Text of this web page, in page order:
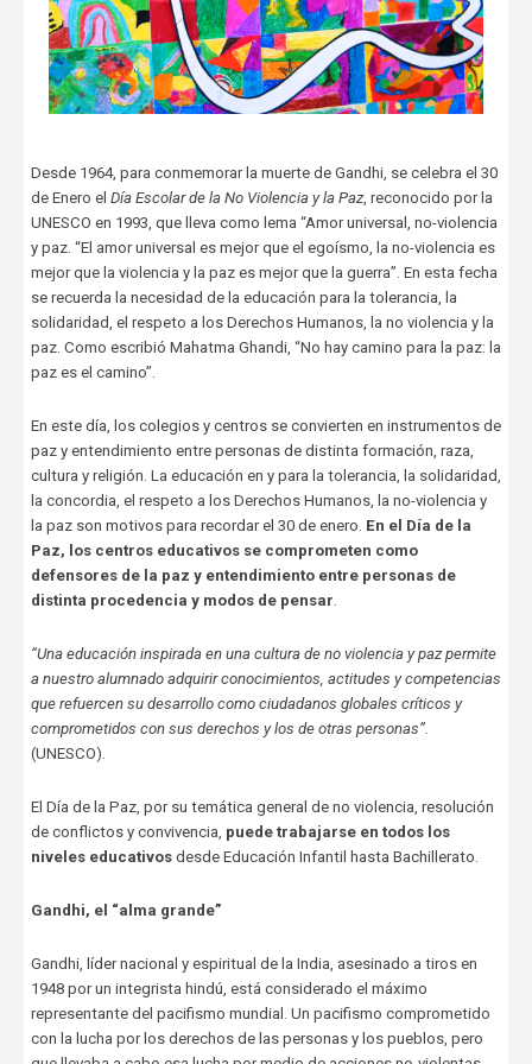
Desde 1964, para conmemorar la muerte de Gandhi, se celebra el 30
de Enero el Día Escolar de la No Violencia y la Paz, reconocido por la
UNESCO en 1993, que lleva como lema “Amor universal, no-violencia
y paz. “El amor universal es mejor que el egoísmo, la no-violencia es
mejor que la violencia y la paz es mejor que la guerra”. En esta fecha
se recuerda la necesidad de la educación para la tolerancia, la
solidaridad, el respeto a los Derechos Humanos, la no violencia y la
paz. Como escribió Mahatma Ghandi, “No hay camino para la paz: la
paz es el camino”.
En este día, los colegios y centros se convierten en instrumentos de
paz y entendimiento entre personas de distinta formación, raza,
cultura y religión. La educación en y para la tolerancia, la solidaridad,
la concordia, el respeto a los Derechos Humanos, la no-violencia y
la paz son motivos para recordar el 30 de enero. En el Día de la
Paz, los centros educativos se comprometen como
defensores de la paz y entendimiento entre personas de
distinta procedencia y modos de pensar.
“Una educación inspirada en una cultura de no violencia y paz permite
a nuestro alumnado adquirir conocimientos, actitudes y competencias
que refuercen su desarrollo como ciudadanos globales críticos y
comprometidos con sus derechos y los de otras personas”.
(UNESCO).
El Día de la Paz, por su temática general de no violencia, resolución
de conflictos y convivencia, puede trabajarse en todos los
niveles educativos desde Educación Infantil hasta Bachillerato.
Gandhi, el “alma grande”
Gandhi, líder nacional y espiritual de la India, asesinado a tiros en
1948 por un integrista hindú, está considerado el máximo
representante del pacifismo mundial. Un pacifismo comprometido
con la lucha por los derechos de las personas y los pueblos, pero